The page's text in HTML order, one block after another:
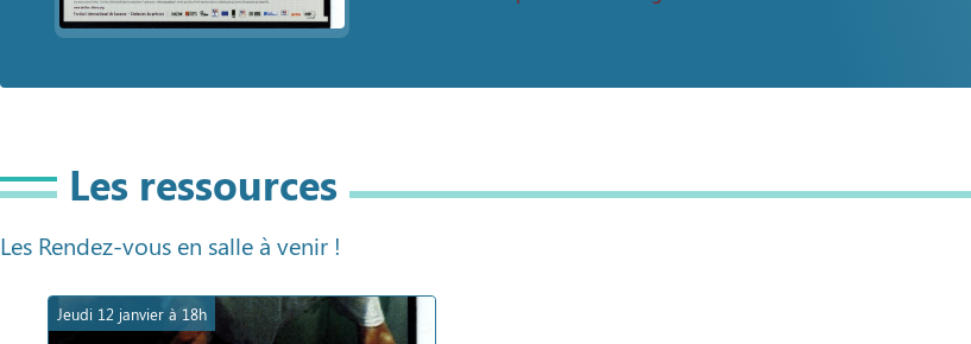
Les ressources
Les Rendez-vous en salle à venir !
Jeudi 12 janvier à 18h